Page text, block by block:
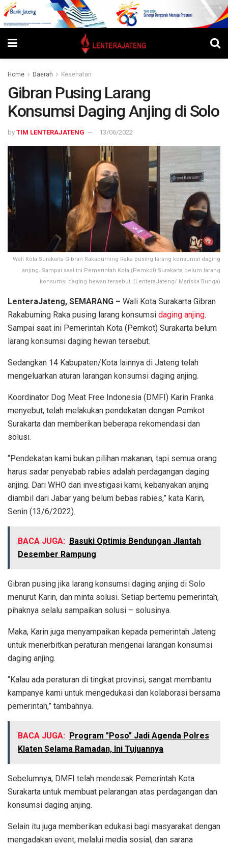
Home Daerah Kesehatan
Gibran Pusing Larang
Konsumsi Daging Anjing di Solo
by TIM LENTERAJATENG 13/06/2022
Wali Kota Surakarta Gibran Rakabuming Raka pusing larang konsumsi daging
anjing. Sampai saat ini Pemerintah Kota (Pemkot) Surakarta belum larang
konsumsi daging hewan tersebut. (LenteraJateng/ Mariska Bunga)
LenteraJateng, SEMARANG – Wali Kota Surakarta Gibran
Rakabuming Raka pusing larang konsumsi daging anjing.
Sampai saat ini Pemerintah Kota (Pemkot) Surakarta belum
larang konsumsi daging hewan tersebut.
Sedangkan 14 Kabupaten/Kota lainnya di Jateng telah
mengeluarkan aturan larangan konsumsi daging anjing.
Koordinator Dog Meat Free Indonesia (DMFI) Karin Franka
menyebut, telah melakukan pendekatan dengan Pemkot
Surakarta dan memberikan beberapa rekomendasi dan
solusi.
“Pendekatan kami bukan pilihan makanan, tapi semua orang
harus sadar penyebab rabies adalah perdagangan daging
anjing. Dari WHO dan investigasi kami, kebanyakan anjing
diambil dari Jabar yang belum bebas rabies,” kata Karin,
Senin (13/6/2022).
BACA JUGA: Basuki Optimis Bendungan Jlantah
Desember Rampung
Gibran pusing jika larang konsumsi daging anjing di Solo
menurut Karin, dan minta solusi. Setiap bertemu pemerintah,
pihaknya selalu sampaikan solusi – solusinya.
Maka, Karin juga menyampaikan kepada pemerintah Jateng
untuk menerbitkan peraturan mengenai larangan konsumsi
daging anjing.
“Kalau ada peraturan di tingkat provinsi, sangat membantu
kampanye kami untuk mengedukasi dan kolaborasi bersama
pemerintah,” tambahnya.
BACA JUGA: Program "Poso" Jadi Agenda Polres
Klaten Selama Ramadan, Ini Tujuannya
Sebelumnya, DMFI telah mendesak Pemerintah Kota
Surakarta untuk membuat pelarangan atas perdagangan dan
konsumsi daging anjing.
Selain itu juga memberikan edukasi bagi masyarakat dengan
mengadakan event, melalui media sosial, dan sarana